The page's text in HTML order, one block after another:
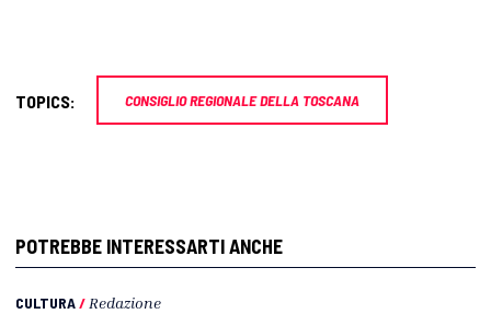
TOPICS: CONSIGLIO REGIONALE DELLA TOSCANA
POTREBBE INTERESSARTI ANCHE
CULTURA/ Redazione